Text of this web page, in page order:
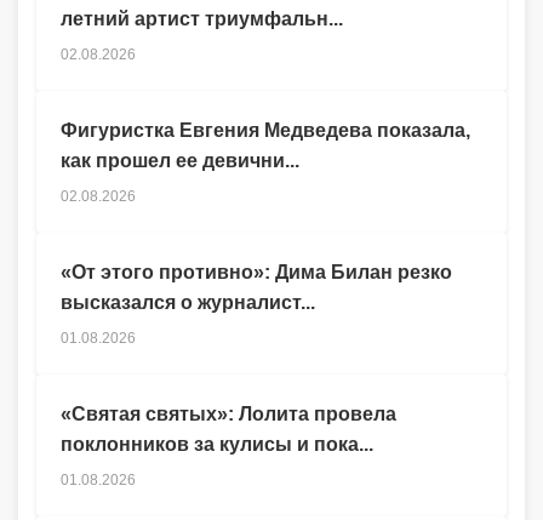
летний артист триумфальн...
02.08.2026
Фигуристка Евгения Медведева показала,
как прошел ее девични...
02.08.2026
«От этого противно»: Дима Билан резко
высказался о журналист...
01.08.2026
«Святая святых»: Лолита провела
поклонников за кулисы и пока...
01.08.2026